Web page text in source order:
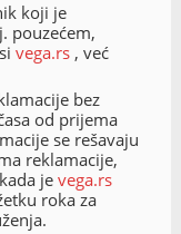
koji je
pouzećem,
vega.rs , već
bez
od prijema
se rešavaju
reklamacije,
je vega.rs
roka za